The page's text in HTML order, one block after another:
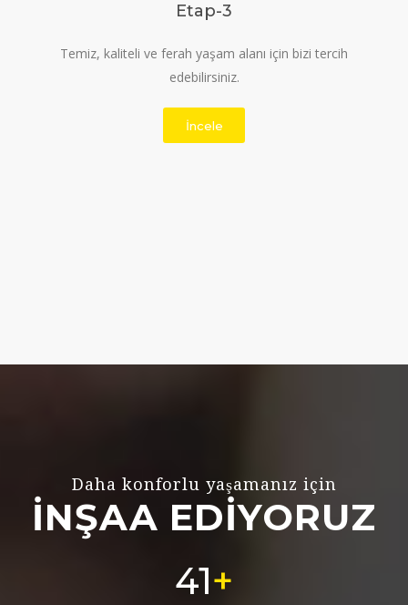
Etap-3
Temiz, kaliteli ve ferah yaşam alanı için bizi tercih
edebilirsiniz.
İncele
Daha konforlu yaşamanız için
İNŞAA EDİYORUZ
55